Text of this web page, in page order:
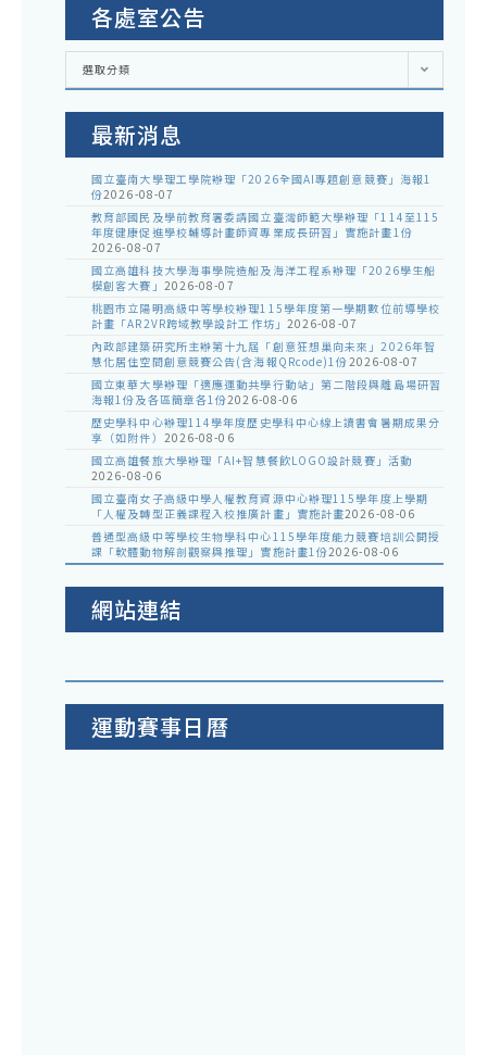
各處室公告
各
室
選取分類
最新消息
國立臺南大學理工學院辦理「2026全國AI專題創意競賽」海報1
份2026-08-07
教育部國民及學前教育署委請國立臺灣師範大學辦理「114至115
年度健康促進學校輔導計畫師資專業成長研習」實施計畫1份
2026-08-07
國立高雄科技大學海事學院造船及海洋工程系辦理「2026學生船
模創客大賽」 2026-08-07
桃園市立陽明高級中等學校辦理115學年度第一學期數位前導學校
計畫「AR2VR跨域教學設計工作坊」 2026-08-07
內政部建築研究所主辦第十九屆「創意狂想巢向未來」2026年智
慧化居住空間創意競賽公告(含海報QRcode)1份2026-08-07
國立東華大學辦理「適應運動共學行動站」第二階段與離島場研習
海報1份及各區簡章各1份2026-08-06
歷史學科中心辦理114學年度歷史學科中心線上讀書會暑期成果分
享（如附件） 2026-08-06
國立高雄餐旅大學辦理「AI+智慧餐飲LOGO設計競賽」活動
2026-08-06
國立臺南女子高級中學人權教育資源中心辦理115學年度上學期
「人權及轉型正義課程入校推廣計畫」實施計畫2026-08-06
普通型高級中等學校生物學科中心115學年度能力競賽培訓公開授
課「軟體動物解剖觀察與推理」實施計畫1份2026-08-06
網站連結
運動賽事日曆